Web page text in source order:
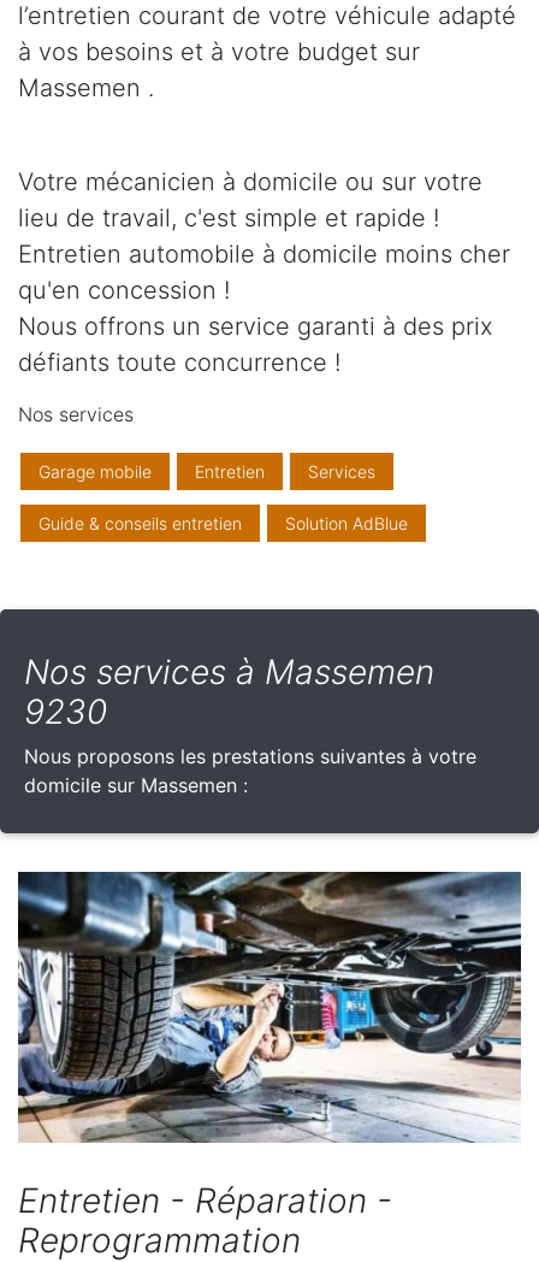
l’entretien courant de votre véhicule adapté
à vos besoins et à votre budget sur
Massemen .
Votre mécanicien à domicile ou sur votre
lieu de travail, c'est simple et rapide !
Entretien automobile à domicile moins cher
qu'en concession !
Nous offrons un service garanti à des prix
défiants toute concurrence !
Nos services
Garage mobile Entretien Services
Guide & conseils entretien Solution AdBlue
Nos services à Massemen
9230
Nous proposons les prestations suivantes à votre
domicile sur Massemen :
Entretien - Réparation -
Reprogrammation